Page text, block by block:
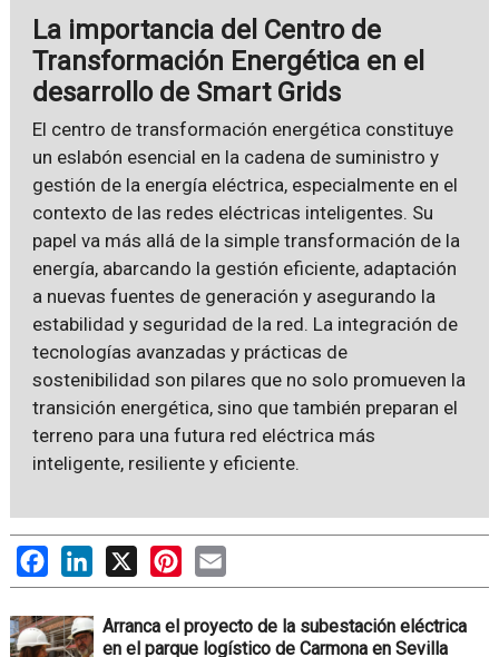
La importancia del Centro de
Transformación Energética en el
desarrollo de Smart Grids
El centro de transformación energética constituye
un eslabón esencial en la cadena de suministro y
gestión de la energía eléctrica, especialmente en el
contexto de las redes eléctricas inteligentes. Su
papel va más allá de la simple transformación de la
energía, abarcando la gestión eficiente, adaptación
a nuevas fuentes de generación y asegurando la
estabilidad y seguridad de la red. La integración de
tecnologías avanzadas y prácticas de
sostenibilidad son pilares que no solo promueven la
transición energética, sino que también preparan el
terreno para una futura red eléctrica más
inteligente, resiliente y eficiente.
FacebookLinkedIn
X PinterestEmail
Arranca el proyecto de la subestación eléctrica
en el parque logístico de Carmona en Sevilla